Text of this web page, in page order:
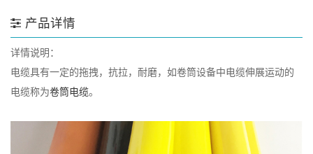
产品详情
详情说明：
电缆具有一定的拖拽，抗拉，耐磨，如卷筒设备中电缆伸展运动的
电缆称为卷筒电缆。